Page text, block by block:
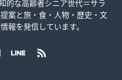
的な高齢者シニア世代＝サラ
案と旅・食・人物・歴史・文
報を発信しています。